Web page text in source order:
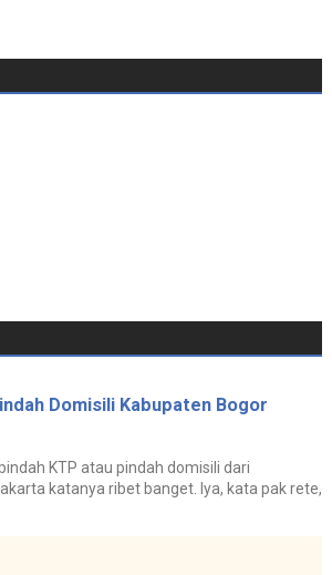
Domisili Kabupaten Bogor
KTP atau pindah domisili dari
katanya ribet banget. Iya, kata pak rete,